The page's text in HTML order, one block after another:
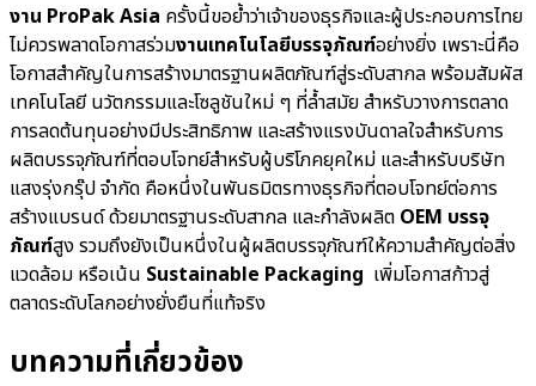
งาน ProPak Asia ครั้งนี้ขอย้ำว่าเจ้าของธุรกิจและผู้ประกอบการไทย
ไม่ควรพลาดโอกาสร่วมงานเทคโนโลยีบรรจุภัณฑ์อย่างยิ่ง เพราะนี่คือ
โอกาสสำคัญในการสร้างมาตรฐานผลิตภัณฑ์สู่ระดับสากล พร้อมสัมผัส
เทคโนโลยี นวัตกรรมและโซลูชันใหม่ ๆ ที่ล้ำสมัย สำหรับวางการตลาด
การลดต้นทุนอย่างมีประสิทธิภาพ และสร้างแรงบันดาลใจสำหรับการ
ผลิตบรรจุภัณฑ์ที่ตอบโจทย์สำหรับผู้บริโภคยุคใหม่ และสำหรับบริษัท
แสงรุ่งกรุ๊ป จำกัด คือหนึ่งในพันธมิตรทางธุรกิจที่ตอบโจทย์ต่อการ
สร้างแบรนด์ ด้วยมาตรฐานระดับสากล และกำลังผลิต OEM บรรจุ
ภัณฑ์สูง รวมถึงยังเป็นหนึ่งในผู้ผลิตบรรจุภัณฑ์ให้ความสำคัญต่อสิ่ง
แวดล้อม หรือเน้น Sustainable Packaging เพิ่มโอกาสก้าวสู่
ตลาดระดับโลกอย่างยั่งยืนที่แท้จริง
บทความที่เกี่ยวข้อง